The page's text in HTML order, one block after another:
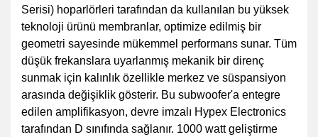
Serisi) hoparlörleri tarafından da kullanılan bu yüksek
teknoloji ürünü membranlar, optimize edilmiş bir
geometri sayesinde mükemmel performans sunar. Tüm
düşük frekanslara uyarlanmış mekanik bir direnç
sunmak için kalınlık özellikle merkez ve süspansiyon
arasında değişiklik gösterir. Bu subwoofer'a entegre
edilen amplifikasyon, devre imzalı Hypex Electronics
tarafından D sınıfında sağlanır. 1000 watt geliştirme